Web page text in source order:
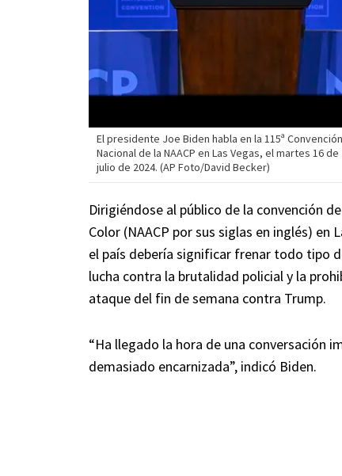
El presidente Joe Biden habla en la 115ª Convención
Nacional de la NAACP en Las Vegas, el martes 16 de
julio de 2024. (AP Foto/David Becker)
Dirigiéndose al público de la convención
Color (NAACP por sus siglas en inglés)
el país debería significar frenar todo tipo
lucha contra la brutalidad policial y la
ataque del fin de semana contra Trump.
“Ha llegado la hora de una conversación
demasiado encarnizada”, indicó Biden.